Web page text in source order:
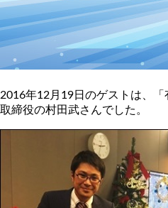
2016年12月19日のゲストは、
取締役の村田武さんでした。